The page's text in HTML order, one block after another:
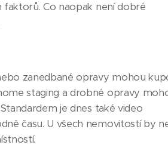
Co naopak není dobré
zanedbané opravy mohou
staging a drobné opravy
je dnes také video
času. U všech nemovitostí by